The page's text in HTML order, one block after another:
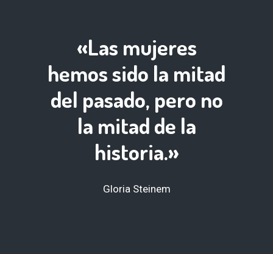
«Las mujeres
hemos sido la mitad
del pasado, pero no
la mitad de la
historia.»
Gloria Steinem